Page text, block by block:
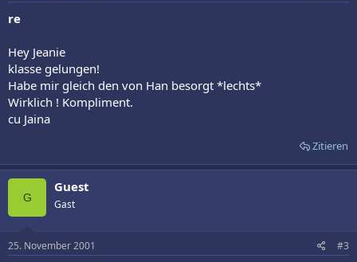
re
Hey Jeanie
klasse gelungen!
Habe mir gleich den von Han besorgt *lechts*
Wirklich ! Kompliment.
cu Jaina
Zitieren
G
Guest
Gast
25. November 2001 #3